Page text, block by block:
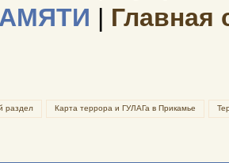
| Главная
раздел Карта террора и ГУЛАГа в Прикамье